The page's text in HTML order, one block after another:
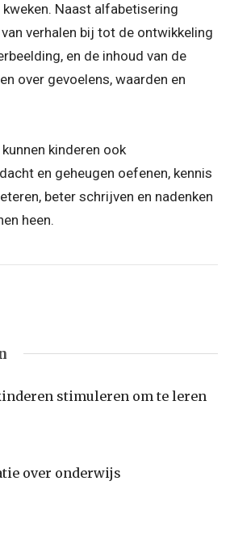
Naast alfabetisering
verhalen bij tot de ontwikkeling
en de inhoud van de
over gevoelens, waarden en
kinderen ook
en geheugen oefenen, kennis
beter schrijven en nadenken
heen.
stimuleren om te leren
over onderwijs